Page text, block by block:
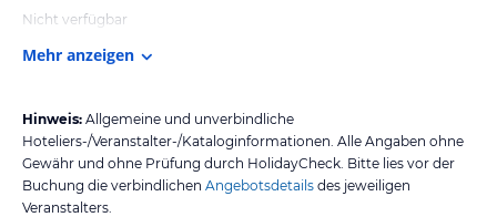
Nicht verfügbar
Mehr anzeigen
Hinweis: Allgemeine und unverbindliche
Hoteliers-/Veranstalter-/Kataloginformationen. Alle Angaben ohne
Gewähr und ohne Prüfung durch HolidayCheck. Bitte lies vor der
Buchung die verbindlichen Angebotsdetails des jeweiligen
Veranstalters.